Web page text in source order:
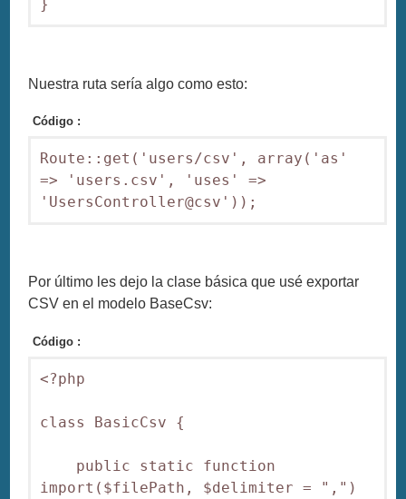
Nuestra ruta sería algo como esto:
Código :
Route::get('users/csv', array('as'
=> 'users.csv', 'uses' =>
Por último les dejo la clase básica que usé exportar
CSV en el modelo BaseCsv:
Código :
<?php
class BasicCsv {
public static function
import($filePath, $delimiter = ",")